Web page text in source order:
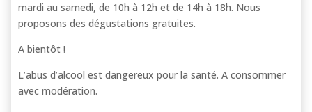
mardi au samedi, de 10h à 12h et de 14h à 18h. Nous
proposons des dégustations gratuites.
A bientôt !
L’abus d’alcool est dangereux pour la santé. A consommer
avec modération.